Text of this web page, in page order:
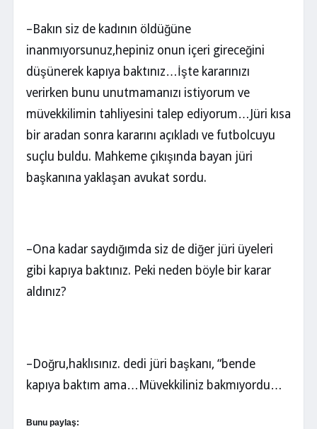
–Bakın siz de kadının öldüğüne
inanmıyorsunuz,hepiniz onun içeri gireceğini
düşünerek kapıya baktınız…İşte kararınızı
verirken bunu unutmamanızı istiyorum ve
müvekkilimin tahliyesini talep ediyorum…Jüri kısa
bir aradan sonra kararını açıkladı ve futbolcuyu
suçlu buldu. Mahkeme çıkışında bayan jüri
başkanına yaklaşan avukat sordu.
–Ona kadar saydığımda siz de diğer jüri üyeleri
gibi kapıya baktınız. Peki neden böyle bir karar
aldınız?
–Doğru,haklısınız. dedi jüri başkanı, “bende
kapıya baktım ama…Müvekkiliniz bakmıyordu…
Bunu paylaş: